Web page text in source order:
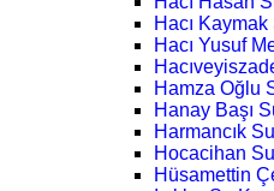
Hacı
Hacı Yusuf
Hamza Oğlu
Hanay Başı
Harmancık
Hocacihan
Hüsamettin